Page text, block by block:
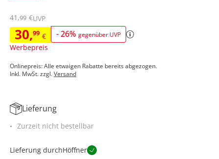
30,99 € -26% gegenüber UVP
Werbepreis
41 ,99 €UVP
Onlinepreis: Alle etwaigen Rabatte bereits abgezogen.
Inkl. MwSt. zzgl.Versand
Lieferung
Zurzeit nicht bestellbar
Lieferung durchHöffner